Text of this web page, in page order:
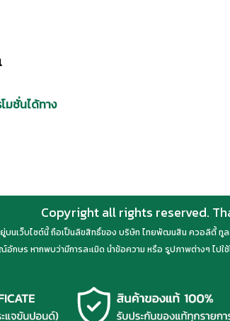
มชั่นได้ทาง
Copyright all rights reserved.
นเว็บไซต์นี้ ถือเป็นลิขสิทธิ์ของ บริษัท ไทยพัฒนสิน ควอลิตี้ ทูล
กษร หากพบว่ามีการละเมิด นำข้อความ หรือ รูปภาพต่างๆ ไป